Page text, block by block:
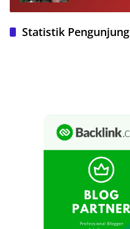
Statistik Pengunjung